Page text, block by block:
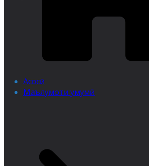
Асосӣ
Маълумоти умумӣ